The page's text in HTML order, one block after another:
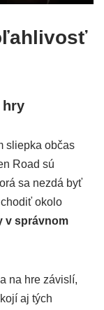
hry
sliepka občas
Road sú
sa nezdá byť
okolo
v správnom
na hre závislí,
aj tých